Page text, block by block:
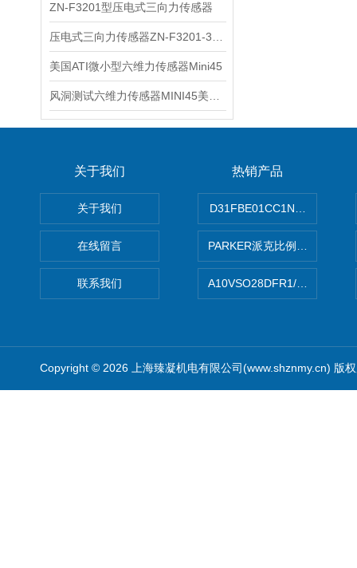
ZN-F3201型压电式三向力传感器
美国ATI微小型六维力传感器Mini45
关于我们
关于我们
在线留言
联系我们
热销产品
PARKER派克比例阀 柱塞泵
A10VSO28DFR1/
Copyright © 2026 上海臻凝机电有限公司(www.shznmy.cn) 版